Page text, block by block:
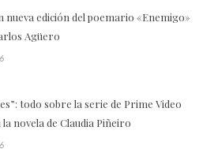
nueva edición del poemario «Enemigo»
Agüero
todo sobre la serie de Prime Video
la novela de Claudia Piñeiro